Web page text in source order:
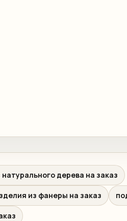
дерева на заказ
из фанеры на заказ